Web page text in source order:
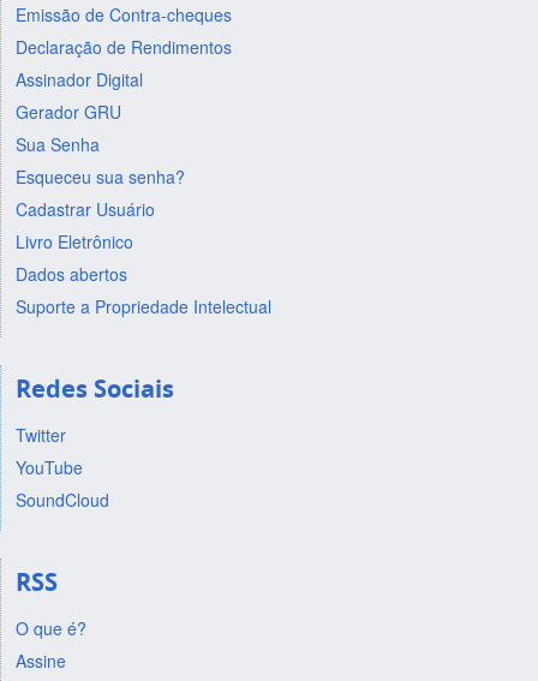
Emissão de Contra-cheques
Declaração de Rendimentos
Assinador Digital
Gerador GRU
Sua Senha
Esqueceu sua senha?
Cadastrar Usuário
Livro Eletrônico
Dados abertos
Suporte a Propriedade Intelectual
Redes Sociais
Twitter
YouTube
SoundCloud
RSS
O que é?
Assine